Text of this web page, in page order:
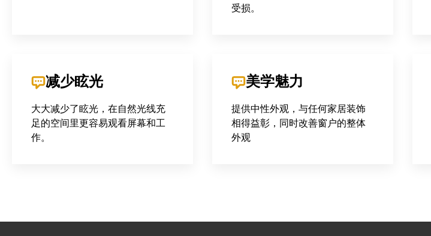
受损。
减少眩光
大大减少了眩光，在自然光线充
足的空间里更容易观看屏幕和工
作。
美学魅力
提供中性外观，与任何家居装饰
相得益彰，同时改善窗户的整体
外观